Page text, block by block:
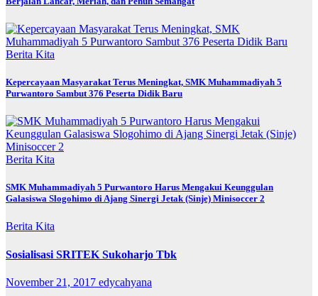
Berita Kita
Kepercayaan Masyarakat Terus Meningkat, SMK Muhammadiyah 5
Purwantoro Sambut 376 Peserta Didik Baru
Berita Kita
SMK Muhammadiyah 5 Purwantoro Harus Mengakui Keunggulan
Galasiswa Slogohimo di Ajang Sinergi Jetak (Sinje) Minisoccer 2
Berita Kita
Sosialisasi SRITEK Sukoharjo Tbk
November 21, 2017 edycahyana